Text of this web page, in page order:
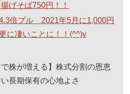
げそば750円！！
4.3倍ブル 2021年5月に1,000円
に凄いことに！！(^^)v
で株が増える】株式分割の恩恵
長期保有の心地よさ